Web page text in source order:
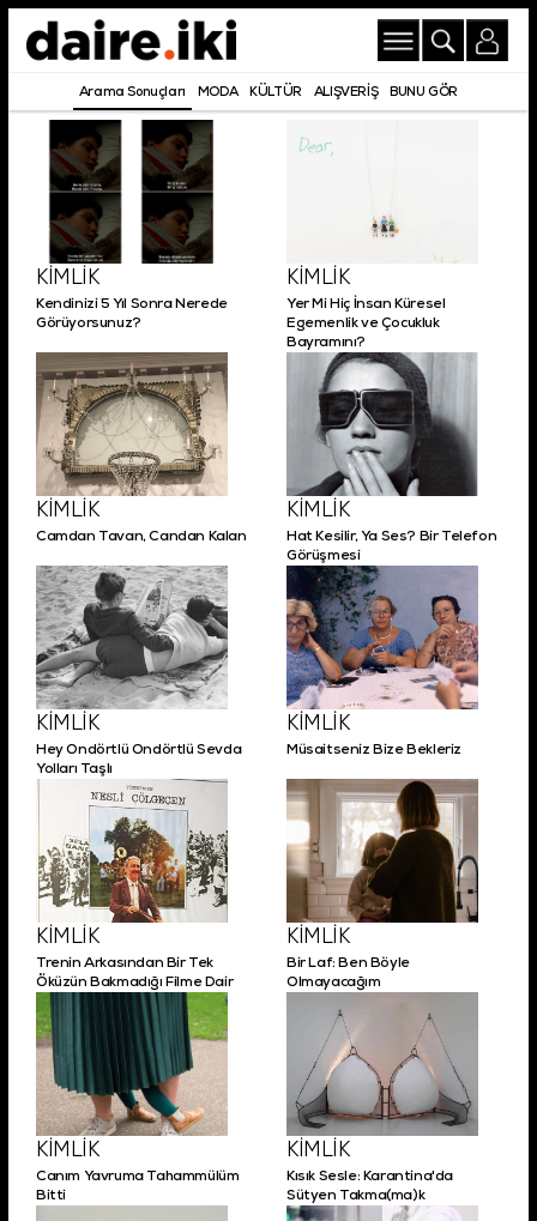
Arama Sonuçları MODA KÜLTÜR ALIŞVERİŞ BUNU GÖR
KİMLİK
Kendinizi 5 Yıl Sonra Nerede
Görüyorsunuz?
KİMLİK
Yer Mi Hiç İnsan Küresel
Egemenlik ve Çocukluk
Bayramını?
KİMLİK
Camdan Tavan, Candan Kalan
KİMLİK
Hat Kesilir, Ya Ses? Bir Telefon
Görüşmesi
KİMLİK
Hey Ondörtlü Ondörtlü Sevda
Yolları Taşlı
KİMLİK
Müsaitseniz Bize Bekleriz
KİMLİK
Trenin Arkasından Bir Tek
Öküzün Bakmadığı Filme Dair
KİMLİK
Bir Laf: Ben Böyle
Olmayacağım
KİMLİK
Canım Yavruma Tahammülüm
Bitti
KİMLİK
Kısık Sesle: Karantina'da
Sütyen Takma(ma)k
Şifremi Unuttum!
Giriş